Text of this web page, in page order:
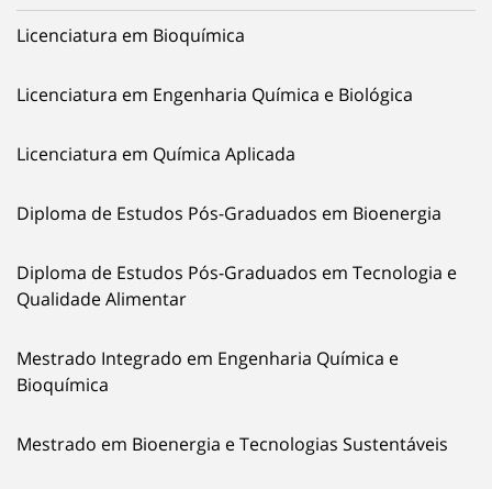
Licenciatura em Bioquímica
Licenciatura em Engenharia Química e Biológica
Licenciatura em Química Aplicada
Diploma de Estudos Pós-Graduados em Bioenergia
Diploma de Estudos Pós-Graduados em Tecnologia e
Qualidade Alimentar
Mestrado Integrado em Engenharia Química e
Bioquímica
Mestrado em Bioenergia e Tecnologias Sustentáveis